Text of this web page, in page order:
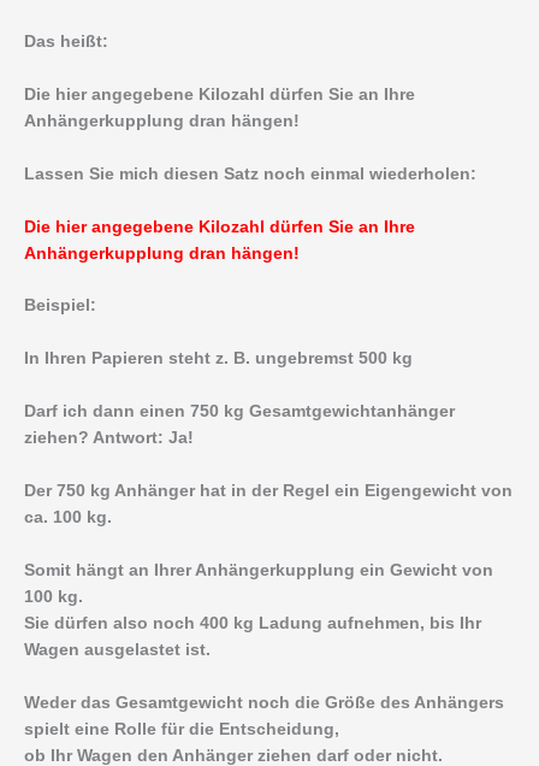
Das heißt:
Die hier angegebene Kilozahl dürfen Sie an Ihre
Anhängerkupplung dran hängen!
Lassen Sie mich diesen Satz noch einmal wiederholen:
Die hier angegebene Kilozahl dürfen Sie an Ihre
Anhängerkupplung dran hängen!
Beispiel:
In Ihren Papieren steht z. B. ungebremst 500 kg
Darf ich dann einen 750 kg Gesamtgewichtanhänger
ziehen? Antwort: Ja!
Der 750 kg Anhänger hat in der Regel ein Eigengewicht von
ca. 100 kg.
Somit hängt an Ihrer Anhängerkupplung ein Gewicht von
100 kg.
Sie dürfen also noch 400 kg Ladung aufnehmen, bis Ihr
Wagen ausgelastet ist.
Weder das Gesamtgewicht noch die Größe des Anhängers
spielt eine Rolle für die Entscheidung,
ob Ihr Wagen den Anhänger ziehen darf oder nicht.